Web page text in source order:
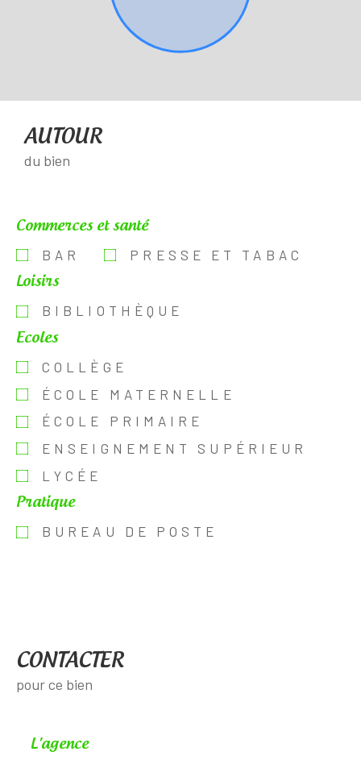
AUTOUR
du bien
Commerces et santé
BAR PRESSE ET TABAC
Loisirs
BIBLIOTHÈQUE
Ecoles
COLLÈGE
ÉCOLE MATERNELLE
ÉCOLE PRIMAIRE
ENSEIGNEMENT SUPÉRIEUR
LYCÉE
Pratique
BUREAU DE POSTE
CONTACTER
pour ce bien
L'agence